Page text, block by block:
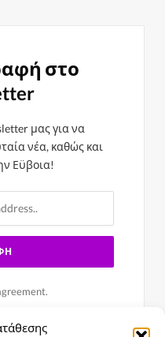
στο
μας για να
νέα, καθώς και
Εϋβοια!